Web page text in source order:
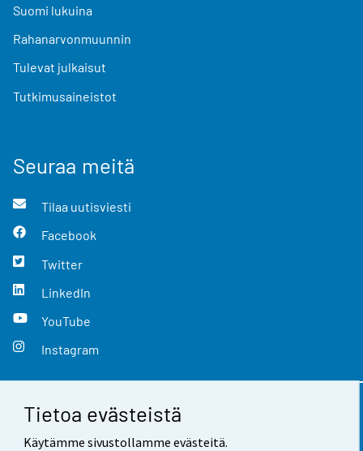
Tietoa evästeistä
Käytämme sivustollamme evästeitä.
Suomi lukuina
Rahanarvonmuunnin
Tulevat julkaisut
Tutkimusaineistot
Seuraa meitä
Tilaa uutisviesti
Facebook
Twitter
LinkedIn
YouTube
Instagram
Yhteystiedot